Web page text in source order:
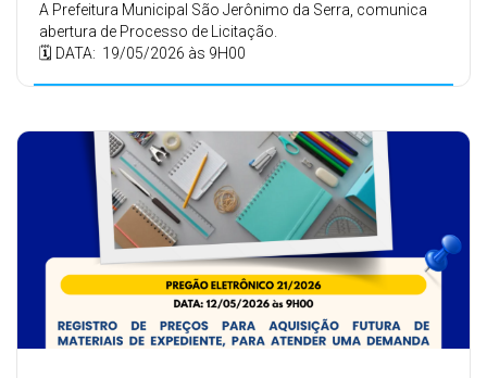
A Prefeitura Municipal São Jerônimo da Serra, comunica
abertura de Processo de Licitação.
🗓️ DATA: 19/05/2026 às 9H00